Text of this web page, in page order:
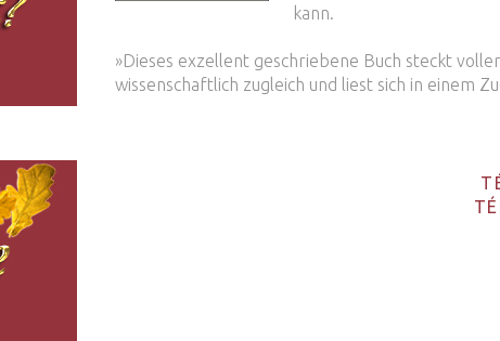
kann.
»Dieses exzellent geschriebene Buch steckt
wissenschaftlich zugleich und liest sich in einem